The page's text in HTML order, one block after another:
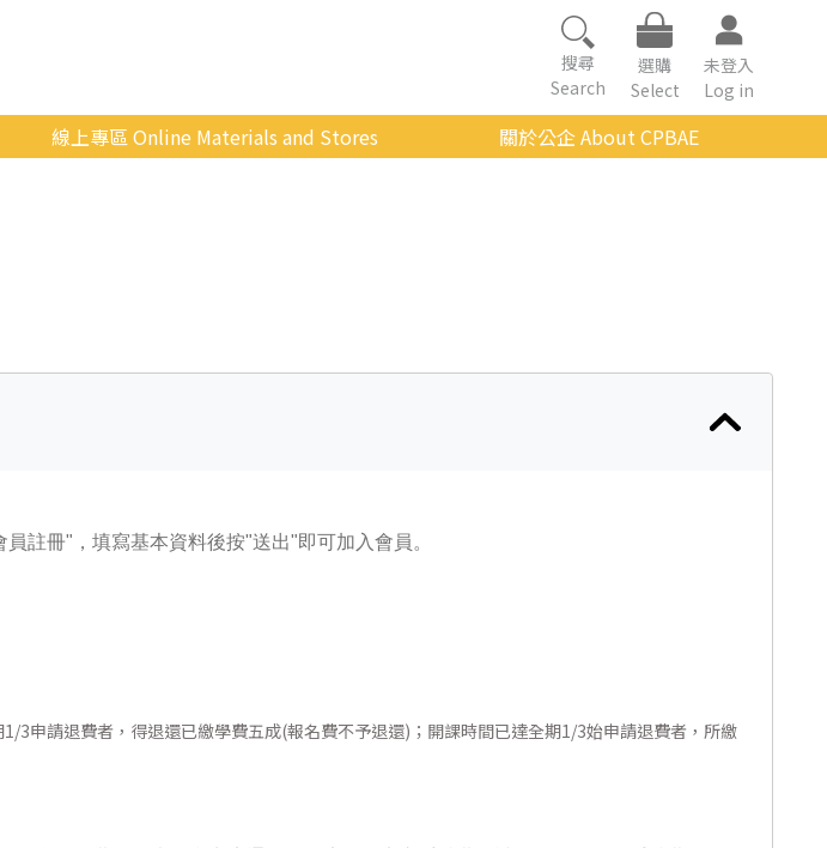
搜尋
Search
選購
Select
未登入
Log in
線上專區 Online Materials and Stores
關於公企 About CPBAE
影音公企
註冊"，填寫基本資料後按"送出"即可加入會員。
申請退費者，得退還已繳學費五成(報名費不予退還)；開課時間已達全期1/3始申請退費者，所繳